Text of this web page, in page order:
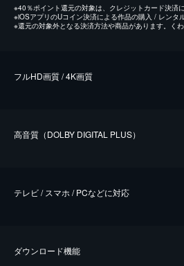
※40％ポイント還元の対象は、クレジットカード決済
※iOSアプリのUコイン決済による作品の購入 / レンタ
※還元の対象外となる決済方法や商品があります。く
フルHD画質 / 4K画質
⾼⾳質（DOLBY DIGITAL PLUS）
テレビ / スマホ / PCなどに対応
ダウンロード機能